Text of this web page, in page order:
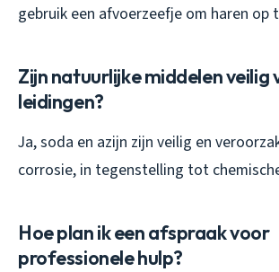
gebruik een afvoerzeefje om haren op
Zijn natuurlijke middelen veilig
leidingen?
Ja, soda en azijn zijn veilig en
corrosie, in tegenstelling tot
Hoe plan ik een afspraak voor
professionele hulp?